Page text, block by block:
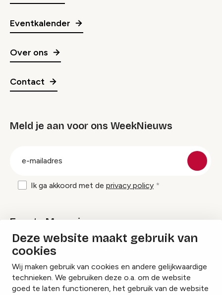
Deze website maakt gebruik van
cookies
Wij maken gebruik van cookies en andere gelijkwaardige
technieken. We gebruiken deze o.a. om de website
goed te laten functioneren, het gebruik van de website
Eventkalender
Over ons
Contact
Meld je aan voor ons WeekNieuws
Ik ga akkoord met de privacy policy
Events Magazine
Ik ontvang graag Events Magazine